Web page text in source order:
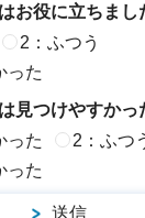
お役に立ちまし
2：ふつう
った
見つけやすかっ
った
2：ふつ
った